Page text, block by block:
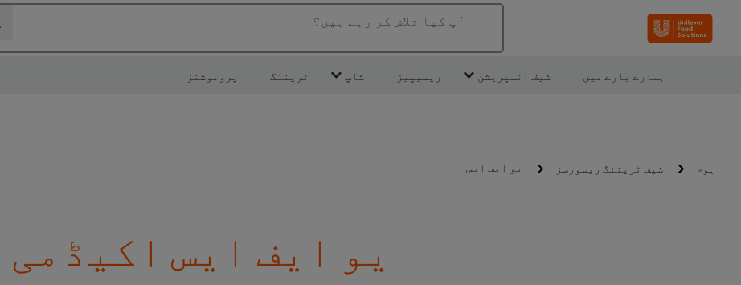
آپ کیا تلاش کر رہے ہیں؟
ہمارے بارے میں شیف انسپریشن ریسیپیز شاپ ٹریننگ پروموشنز
ہوم شیف ٹریننگ ریسورسز یو ایف ایس
یو ایف ایس اکیڈمی